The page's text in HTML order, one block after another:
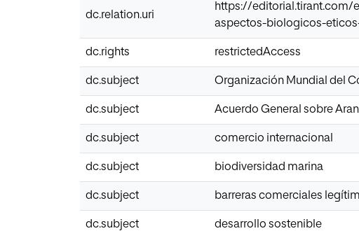
dc.relation.uri
https://
aspectos-biologicos-
dc.rights restrictedAccess
dc.subject Organización Mundial del
dc.subject Acuerdo General sobre
dc.subject comercio internacional
dc.subject biodiversidad marina
dc.subject barreras comerciales
dc.subject desarrollo sostenible